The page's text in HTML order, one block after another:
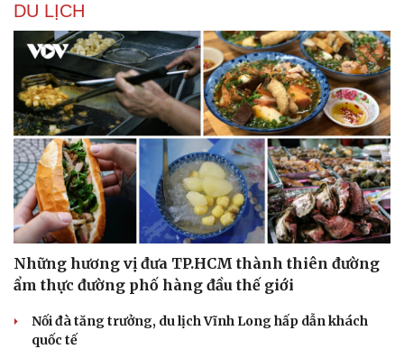
DU LỊCH
Những hương vị đưa TP.HCM thành thiên đường
ẩm thực đường phố hàng đầu thế giới
Nối đà tăng trưởng, du lịch Vĩnh Long hấp dẫn khách
quốc tế